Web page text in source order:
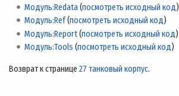
Модуль:Redata(посмотреть исходный код)
Модуль:Ref(посмотреть исходный код)
Модуль:Report(посмотреть исходный код)
Модуль:Tools (посмотреть исходный код)
Возврат к странице 27 танковый корпус.